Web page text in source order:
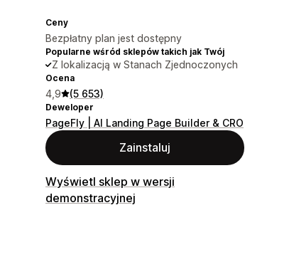
Ceny
Bezpłatny plan jest dostępny
Popularne wśród sklepów takich jak Twój
Z lokalizacją w Stanach Zjednoczonych
Ocena
4,9 (5 653)
Deweloper
PageFly | AI Landing Page Builder & CRO
Zainstaluj
Wyświetl sklep w wersji
demonstracyjnej